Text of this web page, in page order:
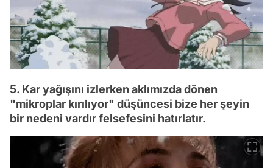
5. Kar yağışını izlerken aklımızda dönen
"mikroplar kırılıyor" düşüncesi bize her şeyin
bir nedeni vardır felsefesini hatırlatır.